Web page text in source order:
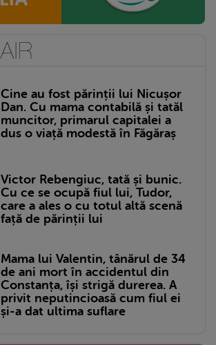
Cine au fost părinții lui Nicușor
Dan. Cu mama contabilă și tatăl
muncitor, primarul capitalei a
dus o viață modestă în Făgăraș
Victor Rebengiuc, tată și bunic.
Cu ce se ocupă fiul lui, Tudor,
care a ales o cu totul altă scenă
față de părinții lui
Mama lui Valentin, tânărul de 34
de ani mort în accidentul din
Constanța, își strigă durerea. A
privit neputincioasă cum fiul ei
și-a dat ultima suflare